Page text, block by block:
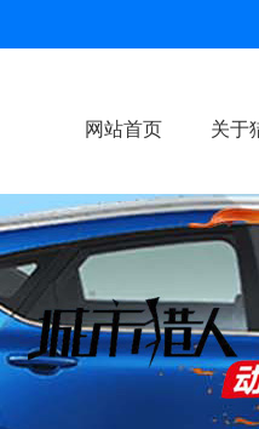
网站首页 关于